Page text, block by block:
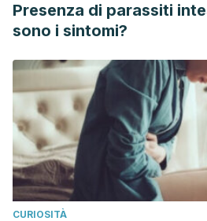
Presenza di parassiti
sono i sintomi?
CURIOSITÀ